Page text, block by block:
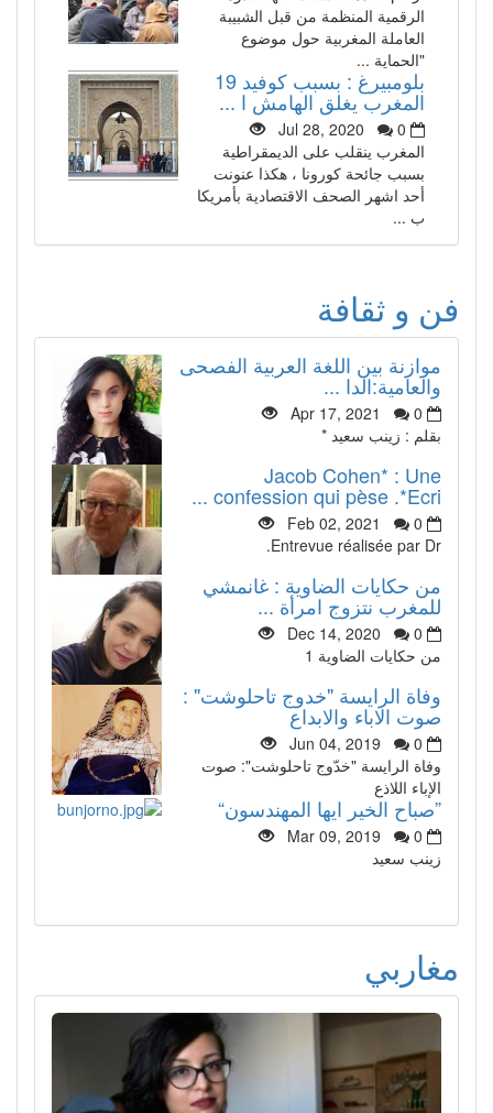
الرقمية المنظمة من قبل الشبيبة
العاملة المغربية حول موضوع
"الحماية ...
بلومبيرغ : بسبب كوفيد 19
المغرب يغلق الهامش ا ...
Jul 28, 2020
0
المغرب ينقلب على الديمقراطية
بسبب جائحة كورونا ، هكذا عنونت
أحد اشهر الصحف الاقتصادية بأمريكا
ب ...
فن و ثقافة
موازنة بين اللغة العربية الفصحى
والعامية:الدا ...
Apr 17, 2021
0
بقلم : زينب سعيد *
Jacob Cohen* : Une
confession qui pèse .*Ecri ...
Feb 02, 2021
0
Entrevue réalisée par Dr.
من حكايات الضاوية : غانمشي
للمغرب نتزوج امرأة ...
Dec 14, 2020
0
من حكايات الضاوية 1
وفاة الرايسة "خدوج تاحلوشت" :
صوت الاباء والابداع
Jun 04, 2019
0
وفاة الرايسة "خدّوج تاحلوشت": صوت
الإباء اللاذع
”صباح الخير ايها المهندسون“
Mar 09, 2019
0
زينب سعيد
مغاربي